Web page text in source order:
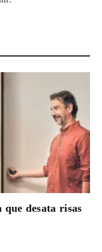
desata risas